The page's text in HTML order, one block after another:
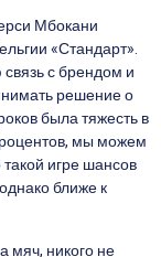
Мбокани
«Стандарт».
с брендом и
решение о
была тяжесть в
мы можем
игре шансов
ближе к
мяч, никого не